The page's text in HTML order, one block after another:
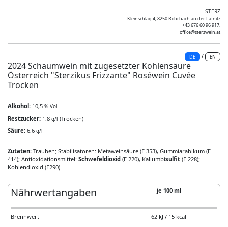
STERZ
Kleinschlag 4, 8250 Rohrbach an der Lafnitz
+43 676 60 96 917,
office@sterzwein.at
DE / EN
2024 Schaumwein mit zugesetzter Kohlensäure
Österreich "Sterzikus Frizzante" Roséwein Cuvée
Trocken
Alkohol: 10,5 % Vol
Restzucker: 1,8 g/l (Trocken)
Säure: 6,6 g/l
Zutaten: Trauben; Stabilisatoren: Metaweinsäure (E 353), Gummiarabikum (E
414); Antioxidationsmittel: Schwefeldioxid (E 220), Kaliumbisulfit (E 228);
Kohlendioxid (E290)
Nährwertangaben je 100 ml
Brennwert
62 kJ / 15 kcal